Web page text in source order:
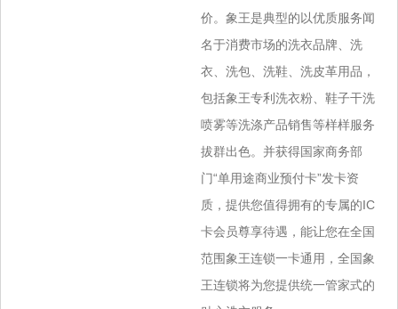
价。象王是典型的以优质服务闻
名于消费市场的洗衣品牌、洗
衣、洗包、洗鞋、洗皮革用品，
包括象王专利洗衣粉、鞋子干洗
喷雾等洗涤产品销售等样样服务
拔群出色。并获得国家商务部
门“单用途商业预付卡”发卡资
质，提供您值得拥有的专属的IC
卡会员尊享待遇，能让您在全国
范围象王连锁一卡通用，全国象
王连锁将为您提供统一管家式的